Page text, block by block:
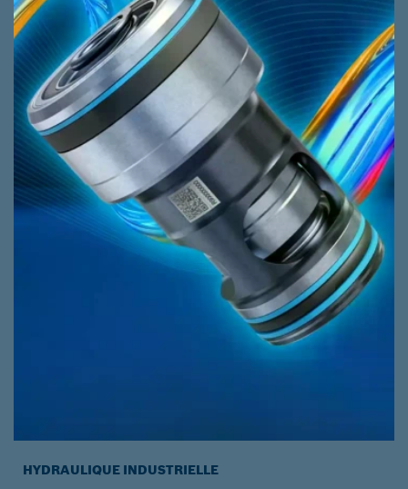
HYDRAULIQUE INDUSTRIELLE